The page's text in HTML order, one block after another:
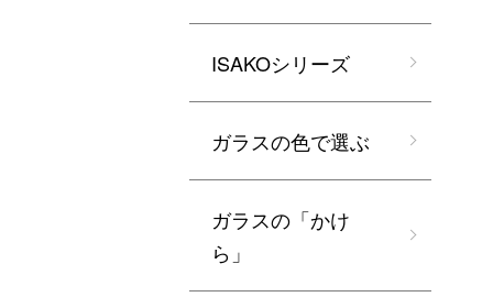
ISAKOシリーズ
ガラスの色で選ぶ
ガラスの「かけ
ら」